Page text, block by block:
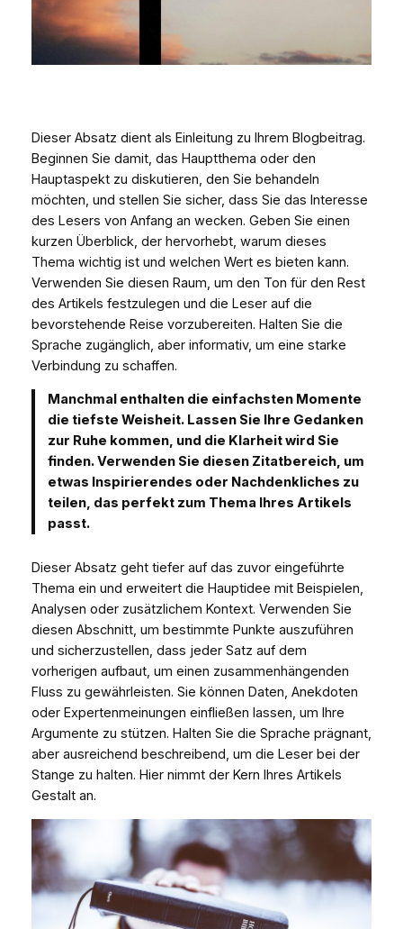
Dieser Absatz dient als Einleitung zu Ihrem Blogbeitrag.
Beginnen Sie damit, das Hauptthema oder den
Hauptaspekt zu diskutieren, den Sie behandeln
möchten, und stellen Sie sicher, dass Sie das Interesse
des Lesers von Anfang an wecken. Geben Sie einen
kurzen Überblick, der hervorhebt, warum dieses
Thema wichtig ist und welchen Wert es bieten kann.
Verwenden Sie diesen Raum, um den Ton für den Rest
des Artikels festzulegen und die Leser auf die
bevorstehende Reise vorzubereiten. Halten Sie die
Sprache zugänglich, aber informativ, um eine starke
Verbindung zu schaffen.
Manchmal enthalten die einfachsten Momente
die tiefste Weisheit. Lassen Sie Ihre Gedanken
zur Ruhe kommen, und die Klarheit wird Sie
finden. Verwenden Sie diesen Zitatbereich, um
etwas Inspirierendes oder Nachdenkliches zu
teilen, das perfekt zum Thema Ihres Artikels
passt.
Dieser Absatz geht tiefer auf das zuvor eingeführte
Thema ein und erweitert die Hauptidee mit Beispielen,
Analysen oder zusätzlichem Kontext. Verwenden Sie
diesen Abschnitt, um bestimmte Punkte auszuführen
und sicherzustellen, dass jeder Satz auf dem
vorherigen aufbaut, um einen zusammenhängenden
Fluss zu gewährleisten. Sie können Daten, Anekdoten
oder Expertenmeinungen einfließen lassen, um Ihre
Argumente zu stützen. Halten Sie die Sprache prägnant,
aber ausreichend beschreibend, um die Leser bei der
Stange zu halten. Hier nimmt der Kern Ihres Artikels
Gestalt an.